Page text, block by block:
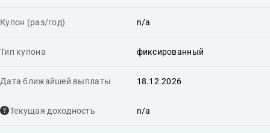
Купон (раз/год) n/a
Тип купона фиксированный
Дата ближайшей выплаты 18.12.2026
Текущая доходность n/a